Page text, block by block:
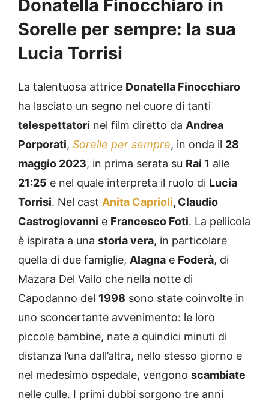
Sorelle per sempre: la sua
Lucia Torrisi
La talentuosa attrice Donatella Finocchiaro
ha lasciato un segno nel cuore di tanti
telespettatori nel film diretto da
Andrea
Porporati
Sorelle per sempre , in onda il 28
maggio 2023 , in prima serata su Rai 1 alle
21:25 e nel quale interpreta il ruolo di Lucia
Torrisi . Nel cast Anita Caprioli , Claudio
Castrogiovanni
Francesco Foti . La pellicola
è ispirata a una
storia vera
, in particolare
quella di due famiglie,
Alagna Foderà
, di
Mazara Del Vallo che nella notte di
Capodanno del 1998 sono state coinvolte in
uno sconcertante avvenimento: le loro
piccole bambine, nate a quindici minuti di
distanza l’una dall’altra, nello stesso giorno e
nel medesimo ospedale, vengono
scambiate
nelle culle. I primi dubbi sorgono tre anni